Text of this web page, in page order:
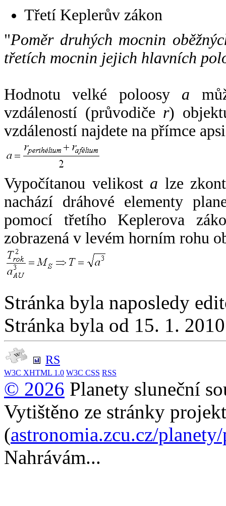
Třetí Keplerův zákon
"Poměr druhých mocnin
třetích mocnin jejich hlavních
Hodnotu velké poloosy a
vzdáleností (průvodiče r)
vzdáleností najdete na přímce
Vypočítanou velikost a lze
nachází dráhové elementy
pomocí třetího Keplerova
zobrazená v levém horním rohu
Stránka byla naposledy
Stránka byla od 15. 1.
RS
W3C XHTML 1.0 W3C CSS RSS
© 2026 Planety sluneční
Vytištěno ze stránky
(astronomia.zcu.cz/
Nahrávám...